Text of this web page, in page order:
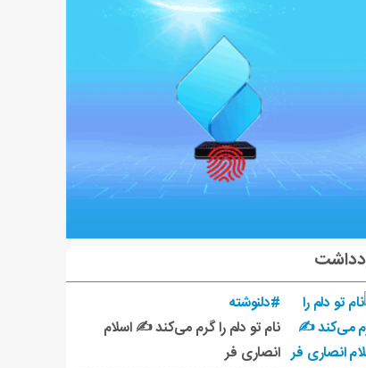
#دلنوشته
نام تو دلم را گرم می‌کند ✍️ اسلام
انصاری فر